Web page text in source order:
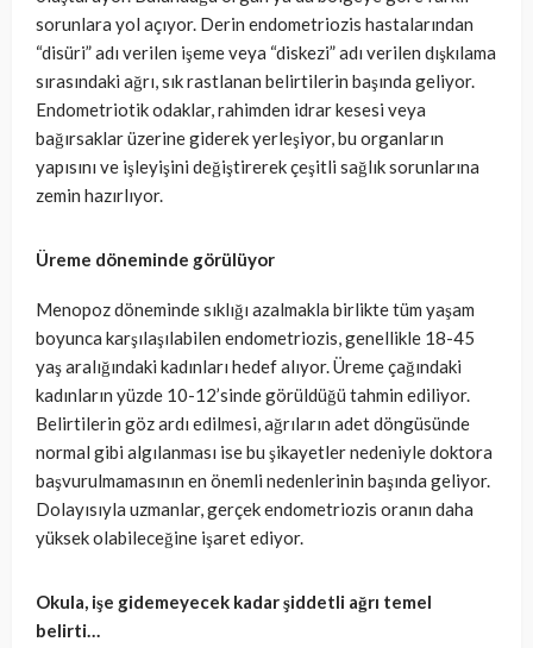
sorunlara yol açıyor. Derin endometriozis hastalarından
“disüri” adı verilen işeme veya “diskezi” adı verilen dışkılama
sırasındaki ağrı, sık rastlanan belirtilerin başında geliyor.
Endometriotik odaklar, rahimden idrar kesesi veya
bağırsaklar üzerine giderek yerleşiyor, bu organların
yapısını ve işleyişini değiştirerek çeşitli sağlık sorunlarına
zemin hazırlıyor.
Üreme döneminde görülüyor
Menopoz döneminde sıklığı azalmakla birlikte tüm yaşam
boyunca karşılaşılabilen endometriozis, genellikle 18-45
yaş aralığındaki kadınları hedef alıyor. Üreme çağındaki
kadınların yüzde 10-12’sinde görüldüğü tahmin ediliyor.
Belirtilerin göz ardı edilmesi, ağrıların adet döngüsünde
normal gibi algılanması ise bu şikayetler nedeniyle doktora
başvurulmamasının en önemli nedenlerinin başında geliyor.
Dolayısıyla uzmanlar, gerçek endometriozis oranın daha
yüksek olabileceğine işaret ediyor.
Okula, işe gidemeyecek kadar şiddetli ağrı temel
belirti…